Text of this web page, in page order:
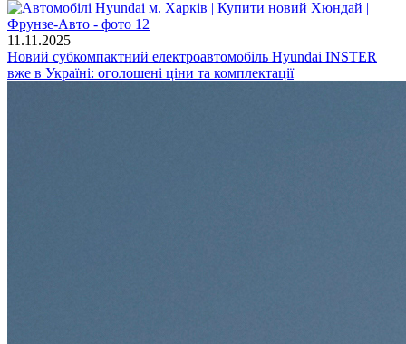
11.11.2025
Новий субкомпактний електроавтомобіль Hyundai INSTER
вже в Україні: оголошені ціни та комплектації